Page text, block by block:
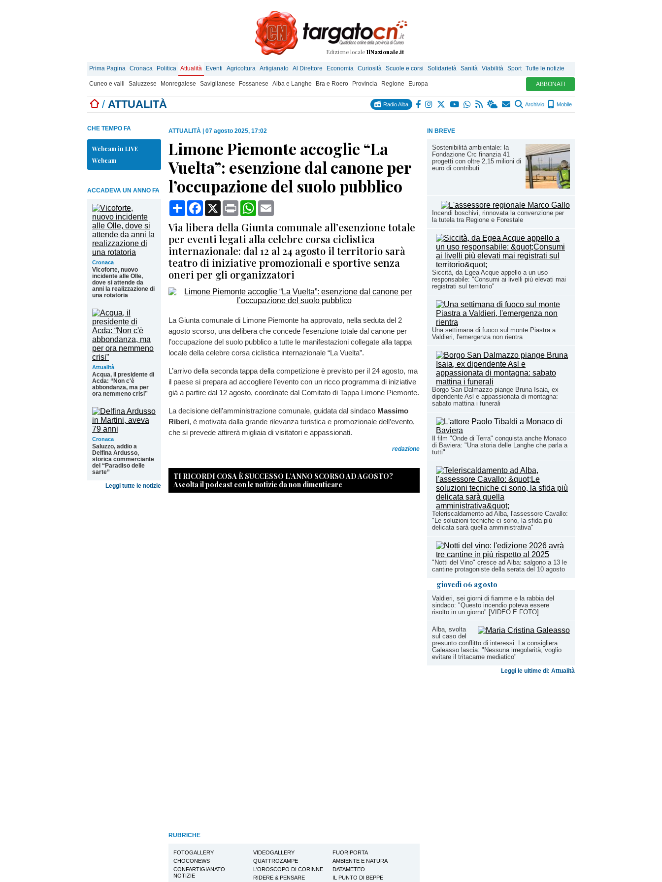
Edizione locale IlNazionale.it
Prima Pagina Cronaca Politica Attualità Eventi Agricoltura Artigianato Al Direttore Economia Curiosità Scuole e corsi Solidarietà Sanità Viabilità Sport Tutte le notizie
Cuneo e valli Saluzzese Monregalese Saviglianese Fossanese Alba e Langhe Bra e Roero Provincia Regione Europa ABBONATI
/ ATTUALITÀ Radio Alba Archivio Mobile
IN BREVE
Sostenibilità ambientale: la
Fondazione Crc finanzia 41
progetti con oltre 2,15 milioni di
euro di contributi
Incendi boschivi, rinnovata la convenzione per
la tutela tra Regione e Forestale
Siccità, da Egea Acque appello a un uso
responsabile: "Consumi ai livelli più elevati mai
registrati sul territorio"
Una settimana di fuoco sul monte Piastra a
Valdieri, l'emergenza non rientra
Borgo San Dalmazzo piange Bruna Isaia, ex
dipendente Asl e appassionata di montagna:
sabato mattina i funerali
Il film "Onde di Terra" conquista anche Monaco
di Baviera: "Una storia delle Langhe che parla a
tutti"
Teleriscaldamento ad Alba, l'assessore Cavallo:
"Le soluzioni tecniche ci sono, la sfida più
delicata sarà quella amministrativa"
"Notti del Vino" cresce ad Alba: salgono a 13 le
cantine protagoniste della serata del 10 agosto
giovedì 06 agosto
Valdieri, sei giorni di fiamme e la rabbia del
sindaco: "Questo incendio poteva essere
risolto in un giorno" [VIDEO E FOTO]
Alba, svolta
sul caso del
presunto conflitto di interessi. La consigliera
Galeasso lascia: "Nessuna irregolarità, voglio
evitare il tritacarne mediatico"
Leggi le ultime di: Attualità
CHE TEMPO FA
Webcam in LIVE
Webcam
ACCADEVA UN ANNO FA
Cronaca
Vicoforte, nuovo
incidente alle Olle,
dove si attende da
anni la realizzazione di
una rotatoria
Attualità
Acqua, il presidente di
Acda: “Non c'è
abbondanza, ma per
ora nemmeno crisi”
Cronaca
Saluzzo, addio a
Delfina Ardusso,
storica commerciante
del “Paradiso delle
sarte”
Leggi tutte le notizie
ATTUALITÀ 07 agosto 2025, 17:02
Limone Piemonte accoglie “La
Vuelta”: esenzione dal canone per
l’occupazione del suolo pubblico
CondividiFacebook
X Print WhatsApp
Via libera della Giunta comunale all’esenzione totale
per eventi legati alla celebre corsa ciclistica
internazionale: dal 12 al 24 agosto il territorio sarà
teatro di iniziative promozionali e sportive senza
oneri per gli organizzatori
La Giunta comunale di Limone Piemonte ha approvato, nella seduta del 2
agosto scorso, una delibera che concede l’esenzione totale dal canone per
l’occupazione del suolo pubblico a tutte le manifestazioni collegate alla tappa
locale della celebre corsa ciclistica internazionale “La Vuelta”.
L’arrivo della seconda tappa della competizione è previsto per il 24 agosto, ma
il paese si prepara ad accogliere l’evento con un ricco programma di iniziative
già a partire dal 12 agosto, coordinate dal Comitato di Tappa Limone Piemonte.
La decisione dell’amministrazione comunale, guidata dal sindaco Massimo
Riberi, è motivata dalla grande rilevanza turistica e promozionale dell’evento,
che si prevede attirerà migliaia di visitatori e appassionati.
redazione
TI RICORDI COSA È SUCCESSO L’ANNO SCORSO AD AGOSTO?
Ascolta il podcast con le notizie da non dimenticare
RUBRICHE
FOTOGALLERY VIDEOGALLERY
FUORIPORTA
CHOCONEWS
QUATTROZAMPE
AMBIENTE E NATURA
CONFARTIGIANATO
NOTIZIE
L'OROSCOPO DI CORINNE
DATAMETEO
RIDERE & PENSARE
IL PUNTO DI BEPPE